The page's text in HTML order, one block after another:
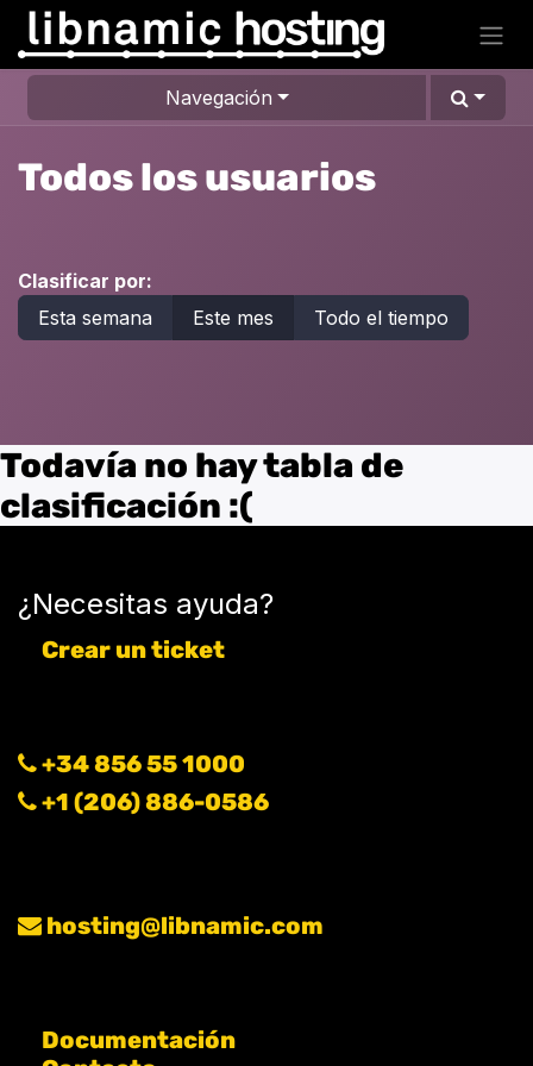
Ir al contenido
Navegación
Todos los usuarios
Clasificar por:
Esta semana
Este mes Todo el tiempo
Todavía no hay tabla de
clasificación :(
¿Necesitas ayuda?
Crear un ticket
+34 856 55 1000
+1 (206) 886-0586
hosting@libnamic.com
Documentación